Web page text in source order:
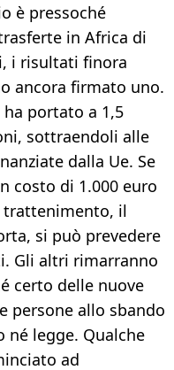
è pressoché
in Africa di
i risultati finora
ancora firmato uno.
portato a 1,5
sottraendoli alle
dalla Ue. Se
costo di 1.000 euro
trattenimento, il
si può prevedere
Gli altri rimarranno
certo delle nuove
persone allo sbando
né legge. Qualche
ad